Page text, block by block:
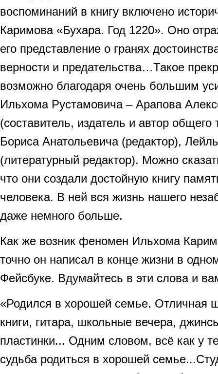
воспоминаний в книгу включено
Каримова «Бухара. Год 1220». Оно
его представление о гранях
верности и предательства…Такое
возможно благодаря очень большим
Ильхома Рустамовича – Арапова
(составитель, издатель и автор общего
Бориса Анатольевича (редактор),
(литературный редактор). Можно
что они создали достойную книгу
человека. В ней вся жизнь нашего
даже немного больше.
Как же возник феномен Ильхома
точно он написал в конце жизни в
Фейсбуке. Вдумайтесь в эти слова и
«Родился в хорошей семье. Отличная
книги, гитара, школьные вечера,
пластинки... Одним словом, всё как у
судьба родиться в хорошей